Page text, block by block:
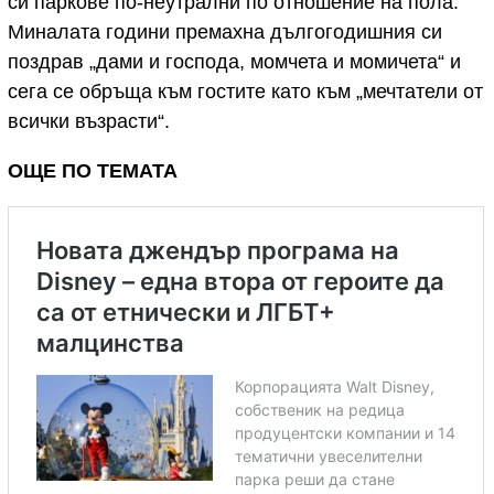
Миналата години премахна дългогодишния си
поздрав „дами и господа, момчета и момичета“ и
сега се обръща към гостите като към „мечтатели от
всички възрасти“.
ОЩЕ ПО ТЕМАТА